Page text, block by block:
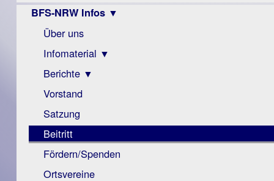
BFS-NRW Infos ▼
Über uns
Infomaterial ▼
Visus
Zeitschrift
Monokular
Mac
Instagram-
Links
Berichte ▼
Archiv
Berichte
Vorstand
Satzung
Beitritt
Fördern/Spenden
Ortsvereine